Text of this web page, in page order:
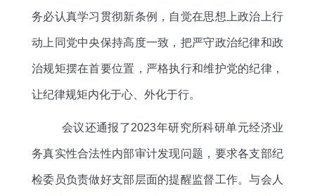
务必认真学习贯彻新条例，自觉在思想上政治上行
动上同党中央保持高度一致，把严守政治纪律和政
治规矩摆在首要位置，严格执行和维护党的纪律，
让纪律规矩内化于心、外化于行。
会议还通报了2023年研究所科研单元经济业
务真实性合法性内部审计发现问题，要求各支部纪
检委员负责做好支部层面的提醒监督工作。与会人